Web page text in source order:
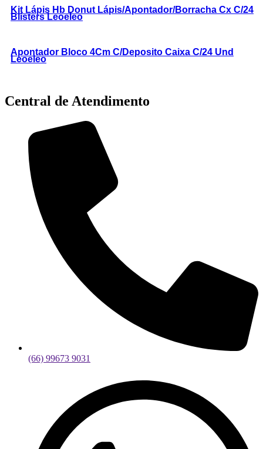
Kit Lápis Hb Donut Lápis/Apontador/Borracha Cx C/24
Blisters Leoeleo
Apontador Bloco 4Cm C/Deposito Caixa C/24 Und
Leoeleo
Central de Atendimento
(66) 99673 9031